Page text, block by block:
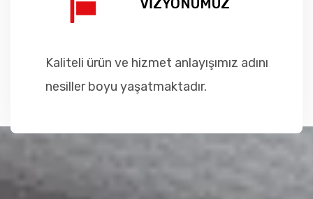
VİZYONUMUZ
Kaliteli ürün ve hizmet anlayışımız adını
nesiller boyu yaşatmaktadır.